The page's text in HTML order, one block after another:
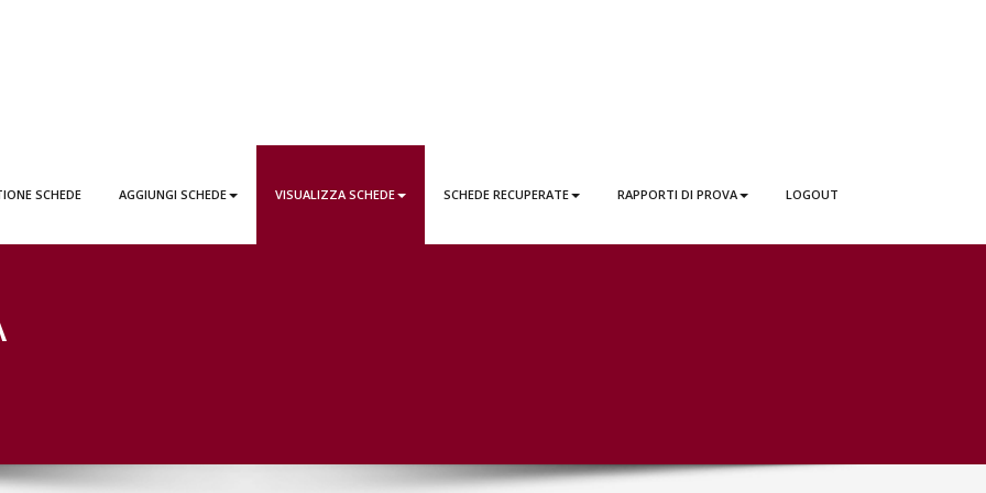
SCHEDE AGGIUNGI SCHEDE VISUALIZZA SCHEDE SCHEDE RECUPERATE RAPPORTI DI PROVA LOGOUT